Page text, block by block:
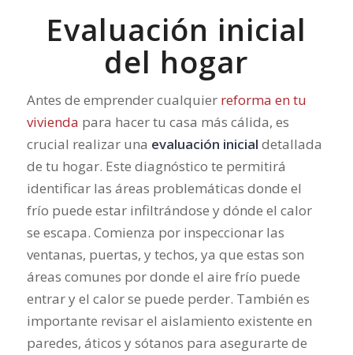
Evaluación inicial
del hogar
Antes de emprender cualquier reforma en tu
vivienda para hacer tu casa más cálida, es
crucial realizar una evaluación inicial detallada
de tu hogar. Este diagnóstico te permitirá
identificar las áreas problemáticas donde el
frío puede estar infiltrándose y dónde el calor
se escapa. Comienza por inspeccionar las
ventanas, puertas, y techos, ya que estas son
áreas comunes por donde el aire frío puede
entrar y el calor se puede perder. También es
importante revisar el aislamiento existente en
paredes, áticos y sótanos para asegurarte de